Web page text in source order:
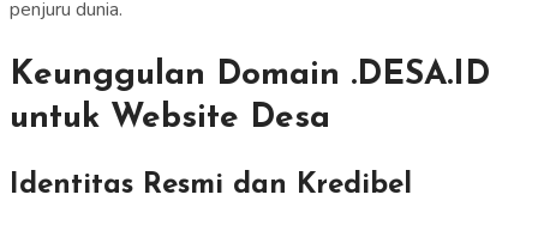
penjuru dunia.
Keunggulan Domain .DESA.ID
untuk Website Desa
Identitas Resmi dan Kredibel